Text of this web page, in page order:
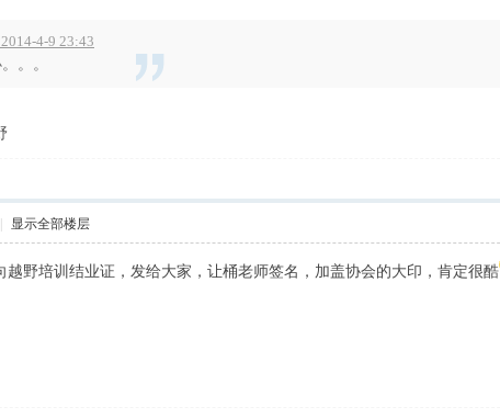
4-9 23:43
。。
显示全部楼层
越野培训结业证，发给大家，让桶老师签名，加盖协会的大印，肯定很酷